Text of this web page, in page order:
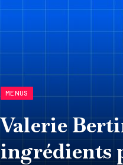
MENUS
Valerie
ingrédients